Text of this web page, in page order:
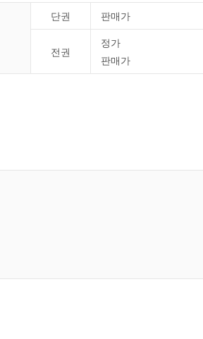
단권 판매가
전권
정가
판매가